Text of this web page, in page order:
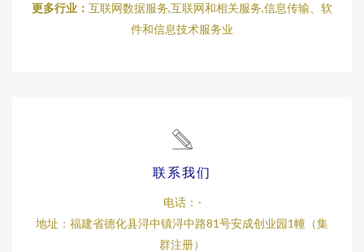
更多行业： 互联网数据服务,互联网和相关服务,信息传输、软
件和信息技术服务业
联系我们
电话：-
地址：福建省德化县浔中镇浔中路81号安成创业园1幢（集
群注册）